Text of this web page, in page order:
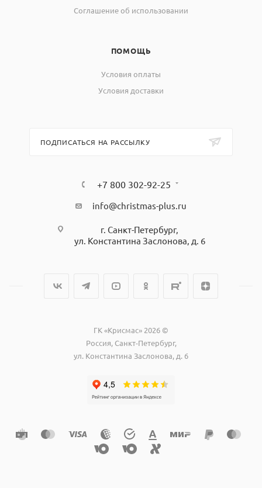
Соглашение об использовании
ПОМОЩЬ
Условия оплаты
Условия доставки
ПОДПИСАТЬСЯ НА РАССЫЛКУ
+7 800 302-92-25
info@christmas-plus.ru
г. Санкт-Петербург,
ул. Константина Заслонова, д. 6
ГК «Крисмас» 2026 ©
Россия, Санкт-Петербург,
ул. Константина Заслонова, д. 6